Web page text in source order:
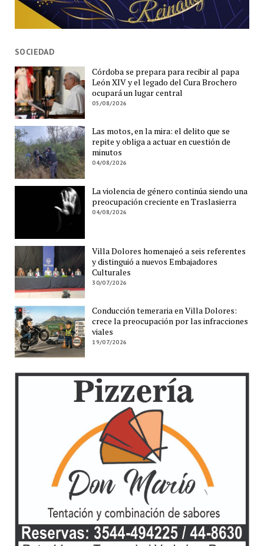
SOCIEDAD
Córdoba se prepara para recibir al papa
León XIV y el legado del Cura Brochero
ocupará un lugar central
05/08/2026
Las motos, en la mira: el delito que se
repite y obliga a actuar en cuestión de
minutos
04/08/2026
La violencia de género continúa siendo una
preocupación creciente en Traslasierra
04/08/2026
Villa Dolores homenajeó a seis referentes
y distinguió a nuevos Embajadores
Culturales
30/07/2026
Conducción temeraria en Villa Dolores:
crece la preocupación por las infracciones
viales
19/07/2026